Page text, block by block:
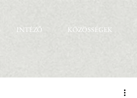
INTÉZŐ KÖZÖSSÉGEK